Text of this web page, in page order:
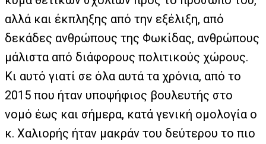
αλλά και έκπληξης από την εξέλιξη, από
δεκάδες ανθρώπους της Φωκίδας, ανθρώπους
μάλιστα από διάφορους πολιτικούς χώρους.
Κι αυτό γιατί σε όλα αυτά τα χρόνια, από το
2015 που ήταν υποψήφιος βουλευτής στο
νομό έως και σήμερα, κατά γενική ομολογία ο
κ. Χαλιορής ήταν μακράν του δεύτερου το πιο